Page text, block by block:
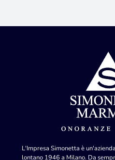
L'Impresa Simonetta è
lontano 1946 a Milano. Da